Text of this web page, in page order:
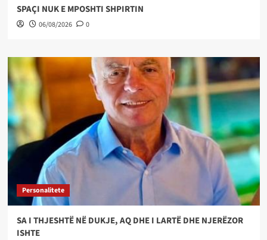
SPAÇI NUK E MPOSHTI SHPIRTIN
06/08/2026 0
Personalitete
SA I THJESHTË NË DUKJE, AQ DHE I LARTË DHE NJERËZOR
ISHTE